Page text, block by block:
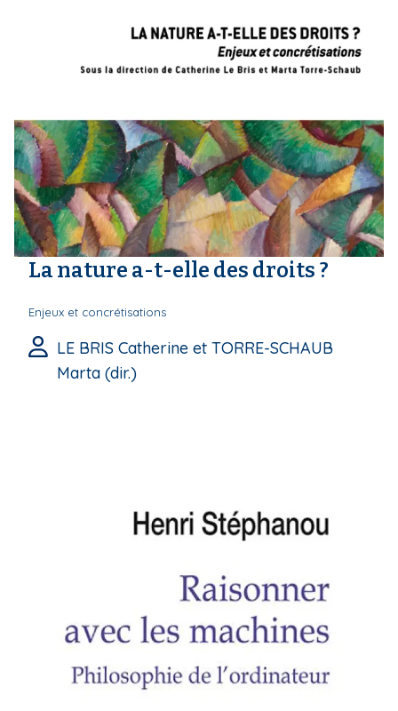
La nature a-t-elle des droits ?
Enjeux et concrétisations
LE BRIS Catherine et TORRE-SCHAUB
Marta (dir.)